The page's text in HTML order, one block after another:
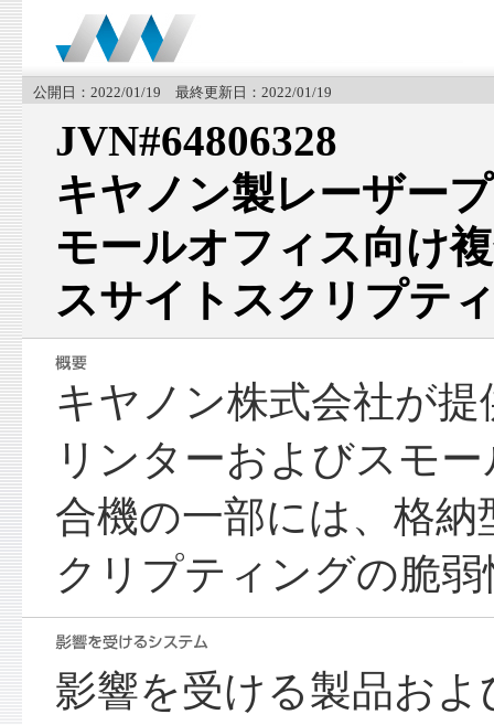
公開日：2022/01/19 最終更新日：2022/01/19
JVN#64806328
キヤノン製レーザー
モールオフィス向け
スサイトスクリプテ
キヤノン株式会社が
リンターおよびスモ
合機の一部には、格
クリプティングの脆
影響を受ける製品お